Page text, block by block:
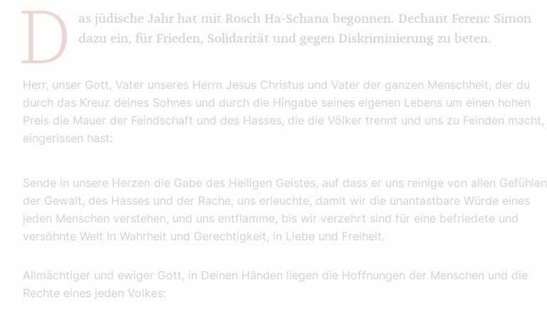
D
as jüdische Jahr hat mit Rosch Ha-Schana begonnen. Dechant Ferenc Simon
dazu ein, für Frieden, Solidarität und gegen Diskriminierung zu beten.
Herr, unser Gott, Vater unseres Herrn Jesus Christus und Vater der ganzen Menschheit, der du
durch das Kreuz deines Sohnes und durch die Hingabe seines eigenen Lebens um einen hohen
Preis die Mauer der Feindschaft und des Hasses, die die Völker trennt und uns zu Feinden macht,
eingerissen hast:
Sende in unsere Herzen die Gabe des Heiligen Geistes, auf dass er uns reinige von allen Gefühlen
der Gewalt, des Hasses und der Rache, uns erleuchte, damit wir die unantastbare Würde eines
jeden Menschen verstehen, und uns entflamme, bis wir verzehrt sind für eine befriedete und
versöhnte Welt in Wahrheit und Gerechtigkeit, in Liebe und Freiheit.
Allmächtiger und ewiger Gott, in Deinen Händen liegen die Hoffnungen der Menschen und die
Rechte eines jeden Volkes: